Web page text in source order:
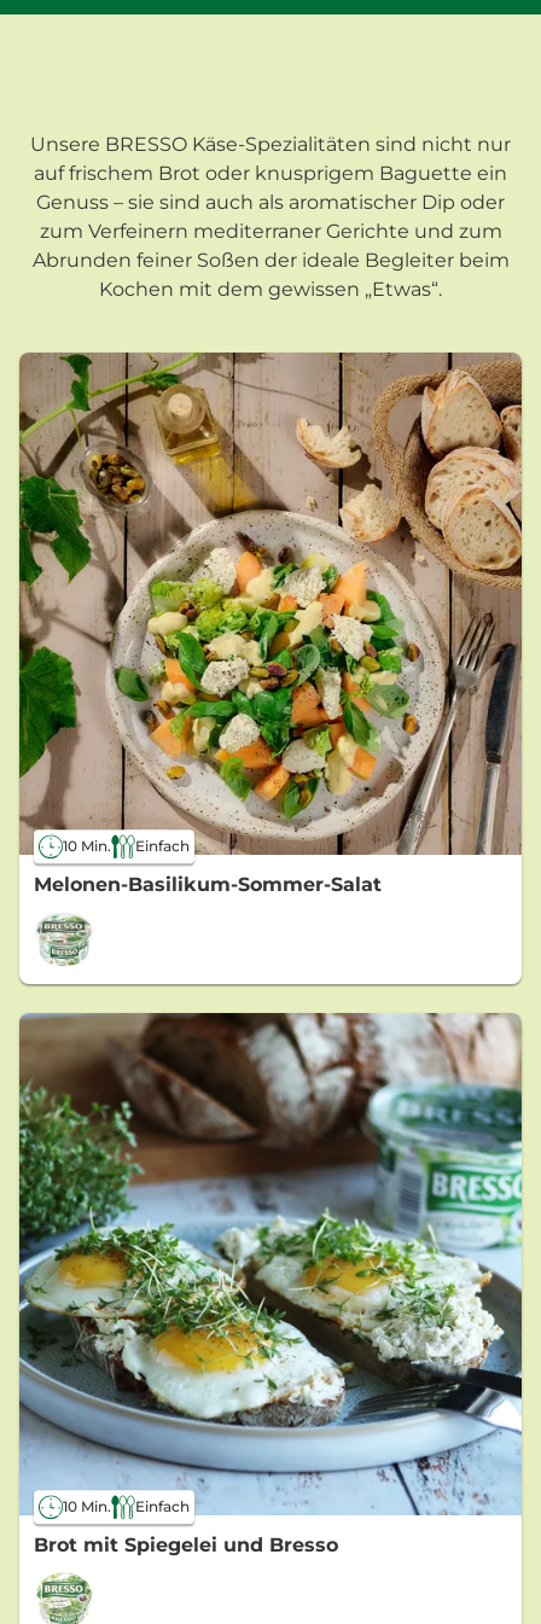
Unsere BRESSO Käse-Spezialitäten sind nicht nur
auf frischem Brot oder knusprigem Baguette ein
Genuss – sie sind auch als aromatischer Dip oder
zum Verfeinern mediterraner Gerichte und zum
Abrunden feiner Soßen der ideale Begleiter beim
Kochen mit dem gewissen „Etwas“.
10 Min. Einfach
Melonen-Basilikum-Sommer-Salat
10 Min. Einfach
Brot mit Spiegelei und Bresso